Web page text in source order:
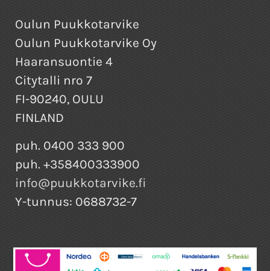
Oulun Puukkotarvike
Oulun Puukkotarvike Oy
Haaransuontie 4
Citytalli nro 7
FI-90240, OULU
FINLAND
puh. 0400 333 900
puh. +358400333900
info@puukkotarvike.fi
Y-tunnus: 0688732-7